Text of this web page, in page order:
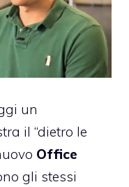
un
il “dietro le
Office
gli stessi